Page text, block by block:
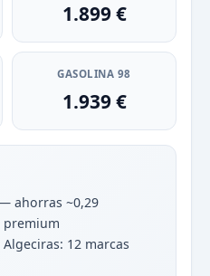
1.899 €
GASOLINA 98
1.939 €
ahorras ~0,29
premium
Algeciras: 12 marcas